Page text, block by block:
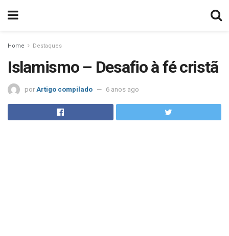
Home Destaques
Islamismo – Desafio à fé cristã
por Artigo compilado 6 anos ago